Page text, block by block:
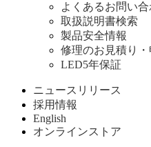
よくあるお問い
取扱説明書検索
製品安全情報
修理のお見積り
LED5年保証
ニュースリリース
採用情報
English
オンラインストア